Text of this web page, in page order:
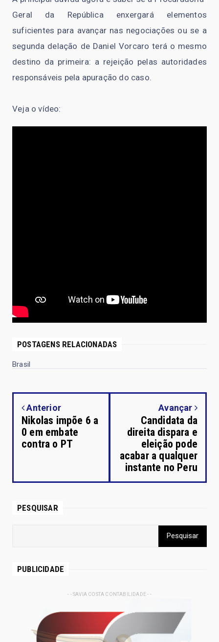
Geral da República enxergará elementos
suficientes para avançar nas negociações ou se a
segunda delação de Daniel Vorcaro terá o mesmo
destino da primeira: a rejeição pelas autoridades
responsáveis pela apuração do caso.
Veja o vídeo:
POSTAGENS RELACIONADAS
Brasil
Anterior
Nikolas impõe 6 a
0 em embate
contra o PT
Avançar
Candidata da
direita dispara e
eleição pode
acabar a qualquer
instante no Peru
PESQUISAR
PUBLICIDADE
- - SAVIA COSTA CONTABILIDADE - -